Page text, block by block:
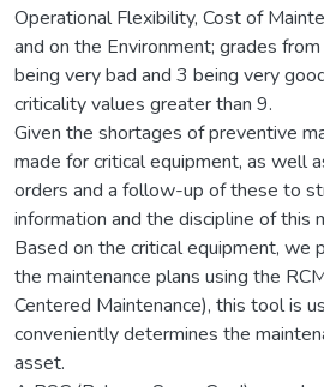
Operational Flexibility, Cost of
and on the Environment; grades
being very bad and 3 being very
criticality values greater than 9.
Given the shortages of preventive
made for critical equipment, as well
orders and a follow-up of these to
information and the discipline of this
Based on the critical equipment, we
the maintenance plans using the
Centered Maintenance), this tool is
conveniently determines the
asset.